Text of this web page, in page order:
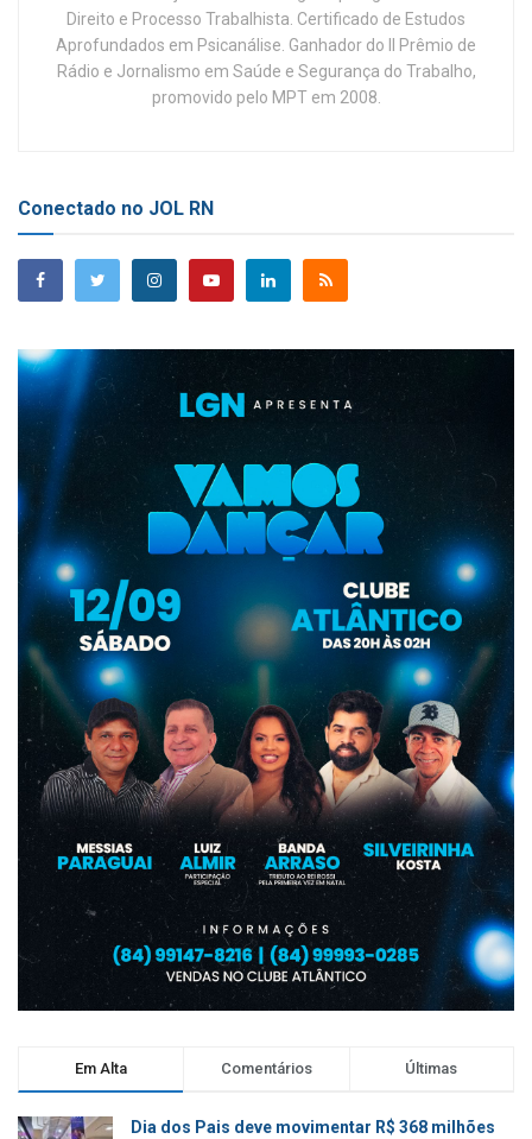
Direito e Processo Trabalhista. Certificado de Estudos
Aprofundados em Psicanálise. Ganhador do II Prêmio de
Rádio e Jornalismo em Saúde e Segurança do Trabalho,
promovido pelo MPT em 2008.
Conectado no JOL RN
Em Alta Comentários Últimas
Dia dos Pais deve movimentar R$ 368 milhões